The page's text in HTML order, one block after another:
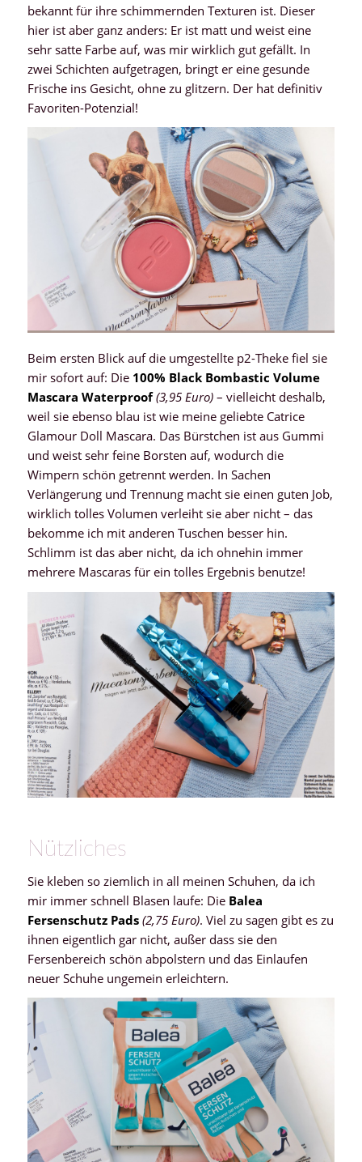
bekannt für ihre schimmernden Texturen ist. Dieser
hier ist aber ganz anders: Er ist matt und weist eine
sehr satte Farbe auf, was mir wirklich gut gefällt. In
zwei Schichten aufgetragen, bringt er eine gesunde
Frische ins Gesicht, ohne zu glitzern. Der hat definitiv
Favoriten-Potenzial!
Beim ersten Blick auf die umgestellte p2-Theke fiel sie
mir sofort auf: Die 100% Black Bombastic Volume
Mascara Waterproof(3,95 Euro)– vielleicht deshalb,
weil sie ebenso blau ist wie meine geliebte Catrice
Glamour Doll Mascara. Das Bürstchen ist aus Gummi
und weist sehr feine Borsten auf, wodurch die
Wimpern schön getrennt werden. In Sachen
Verlängerung und Trennung macht sie einen guten Job,
wirklich tolles Volumen verleiht sie aber nicht – das
bekomme ich mit anderen Tuschen besser hin.
Schlimm ist das aber nicht, da ich ohnehin immer
mehrere Mascaras für ein tolles Ergebnis benutze!
Nützliches
Sie kleben so ziemlich in all meinen Schuhen, da ich
mir immer schnell Blasen laufe: Die Balea
Fersenschutz Pads (2,75 Euro). Viel zu sagen gibt es zu
ihnen eigentlich gar nicht, außer dass sie den
Fersenbereich schön abpolstern und das Einlaufen
neuer Schuhe ungemein erleichtern.